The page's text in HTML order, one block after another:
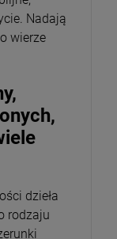
Nadają
wierze
dzieła
rodzaju